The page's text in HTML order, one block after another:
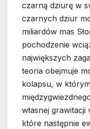
czarną dziurę w
czarnych dziur
miliardów mas
pochodzenie
największych
teoria obejmuje
kolapsu, w
własnej
które następnie